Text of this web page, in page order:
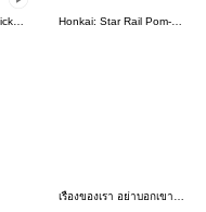
Honkai: Star Rail Pom-Pom Gallery Set 25